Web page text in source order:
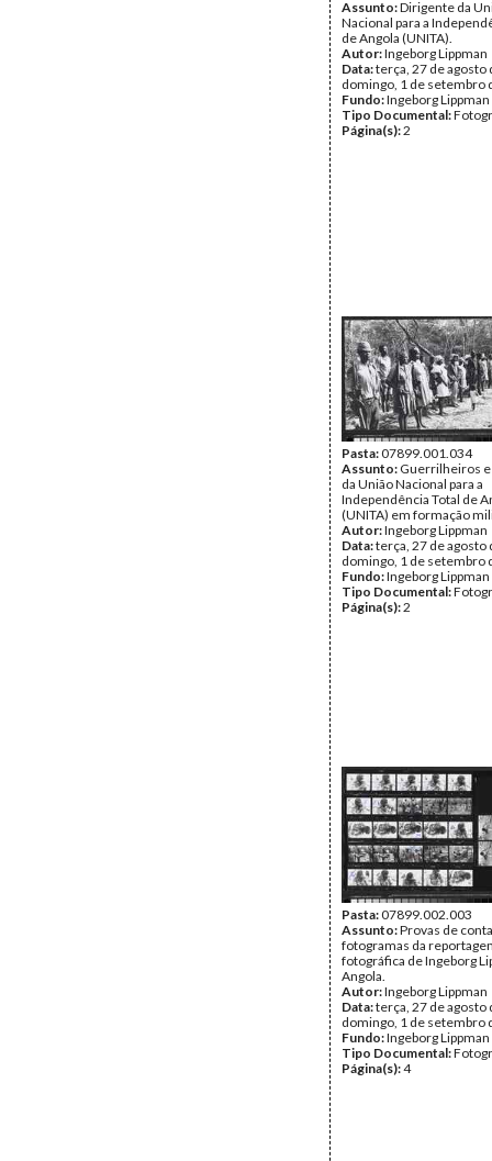
Assunto:Dirigente da
Nacional para a
de Angola (UNITA).
Autor:Ingeborg Lippman
Data:terça, 27 de agosto
domingo, 1 de setembro
Fundo:Ingeborg Lippman
Tipo Documental:
Página(s):2
Pasta:07899.001.034
Assunto: Guerrilheiros
da União Nacional para a
Independência Total de
(UNITA) em formação
Autor:Ingeborg Lippman
Data:terça, 27 de agosto
domingo, 1 de setembro
Fundo:Ingeborg Lippman
Tipo Documental:
Página(s):2
Pasta:07899.002.003
Assunto:Provas de
fotogramas da
fotográfica de Ingeborg
Angola.
Autor:Ingeborg Lippman
Data:terça, 27 de agosto
domingo, 1 de setembro
Fundo:Ingeborg Lippman
Tipo Documental:
Página(s):4